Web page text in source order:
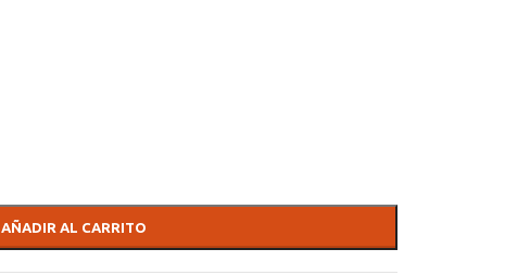
AÑADIR AL CARRITO